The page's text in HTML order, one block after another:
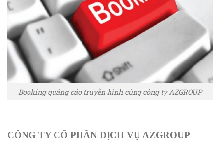
Booking quảng cáo truyền hình cùng công ty AZGROUP
CÔNG TY CỔ PHẦN DỊCH VỤ AZGROUP